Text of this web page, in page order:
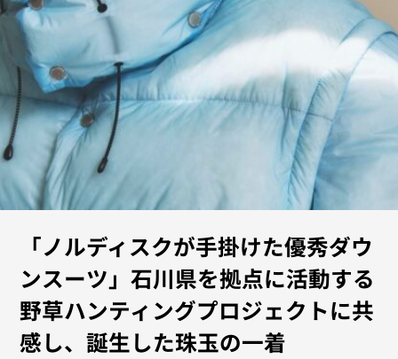
「ノルディスクが手掛けた優秀ダウ
ンスーツ」石川県を拠点に活動する
野草ハンティングプロジェクトに共
感し、誕生した珠玉の一着